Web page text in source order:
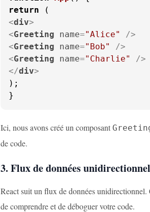
return
<div>
<Greeting name="Alice"
/>
<Greeting name="Bob"
/>
<Greeting name="Charlie"
/>
</div>
);
}
Ici, nous avons créé un composant
de code.
3. Flux de données unidirectionnel
React suit un flux de données
de comprendre et de déboguer votre code.